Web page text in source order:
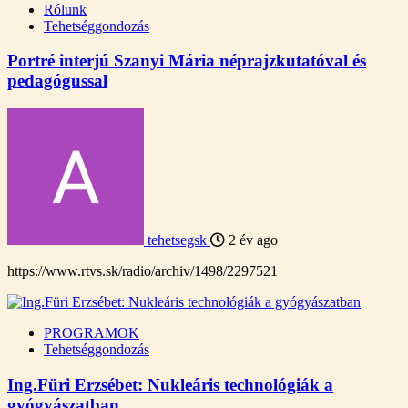
Rólunk
Tehetséggondozás
Portré interjú Szanyi Mária néprajzkutatóval és
pedagógussal
tehetsegsk
2 év ago
https://www.rtvs.sk/radio/archiv/1498/2297521
PROGRAMOK
Tehetséggondozás
Ing.Füri Erzsébet: Nukleáris technológiák a